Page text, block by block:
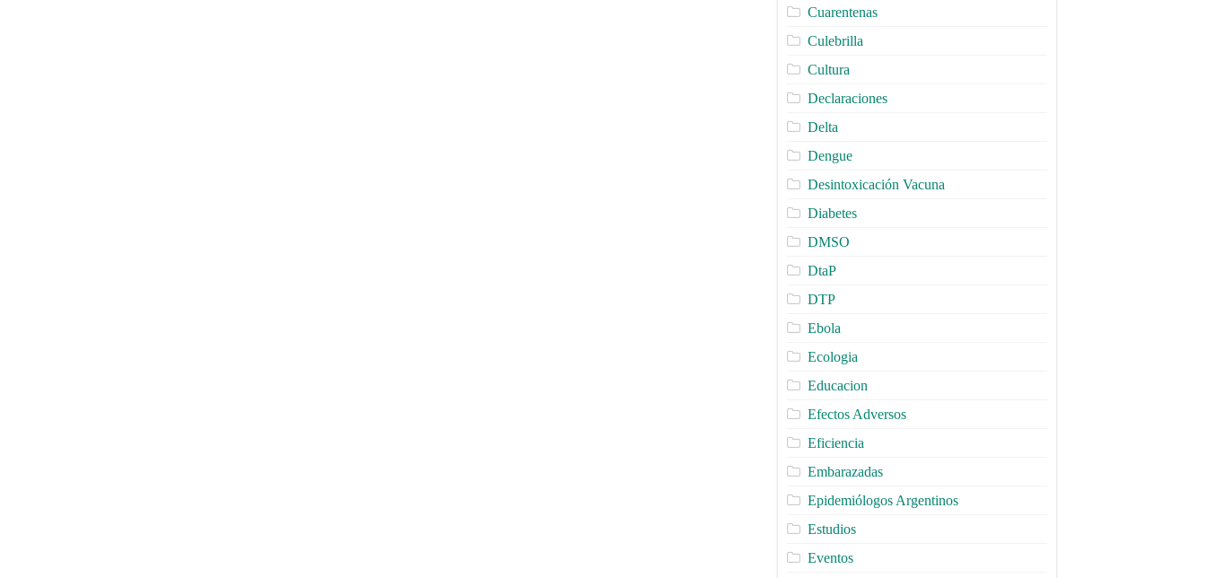
Cuarentenas
Culebrilla
Cultura
Declaraciones
Delta
Dengue
Desintoxicación Vacuna
Diabetes
DMSO
DtaP
DTP
Ebola
Ecologia
Educacion
Efectos Adversos
Eficiencia
Embarazadas
Epidemiólogos Argentinos
Estudios
Eventos